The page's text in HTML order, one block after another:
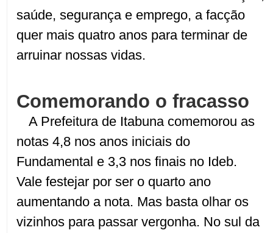
saúde, segurança e emprego, a facção
quer mais quatro anos para terminar de
arruinar nossas vidas.
Comemorando o fracasso
A Prefeitura de Itabuna comemorou as
notas 4,8 nos anos iniciais do
Fundamental e 3,3 nos finais no Ideb.
Vale festejar por ser o quarto ano
aumentando a nota. Mas basta olhar os
vizinhos para passar vergonha. No sul da